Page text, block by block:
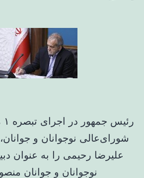
شورای‌عالی نوجوانان و
علیرضا رحیمی را به عنوان
نوجوانان و جوانان